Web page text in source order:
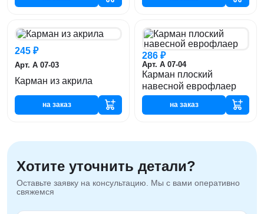
245 ₽
Арт. А 07-03
Карман из акрила
на заказ
286 ₽
Арт. А 07-04
Карман плоский
навесной еврофлаер
на заказ
Хотите уточнить детали?
Оставьте заявку на консультацию. Мы с вами оперативно
свяжемся